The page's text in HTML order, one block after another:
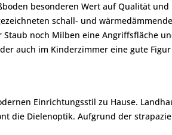
besonderen Wert auf Qualität
schall- und
noch Milben eine Angriffsfläche
auch im Kinderzimmer eine gute
Einrichtungsstil zu Hause.
die Dielenoptik. Aufgrund der